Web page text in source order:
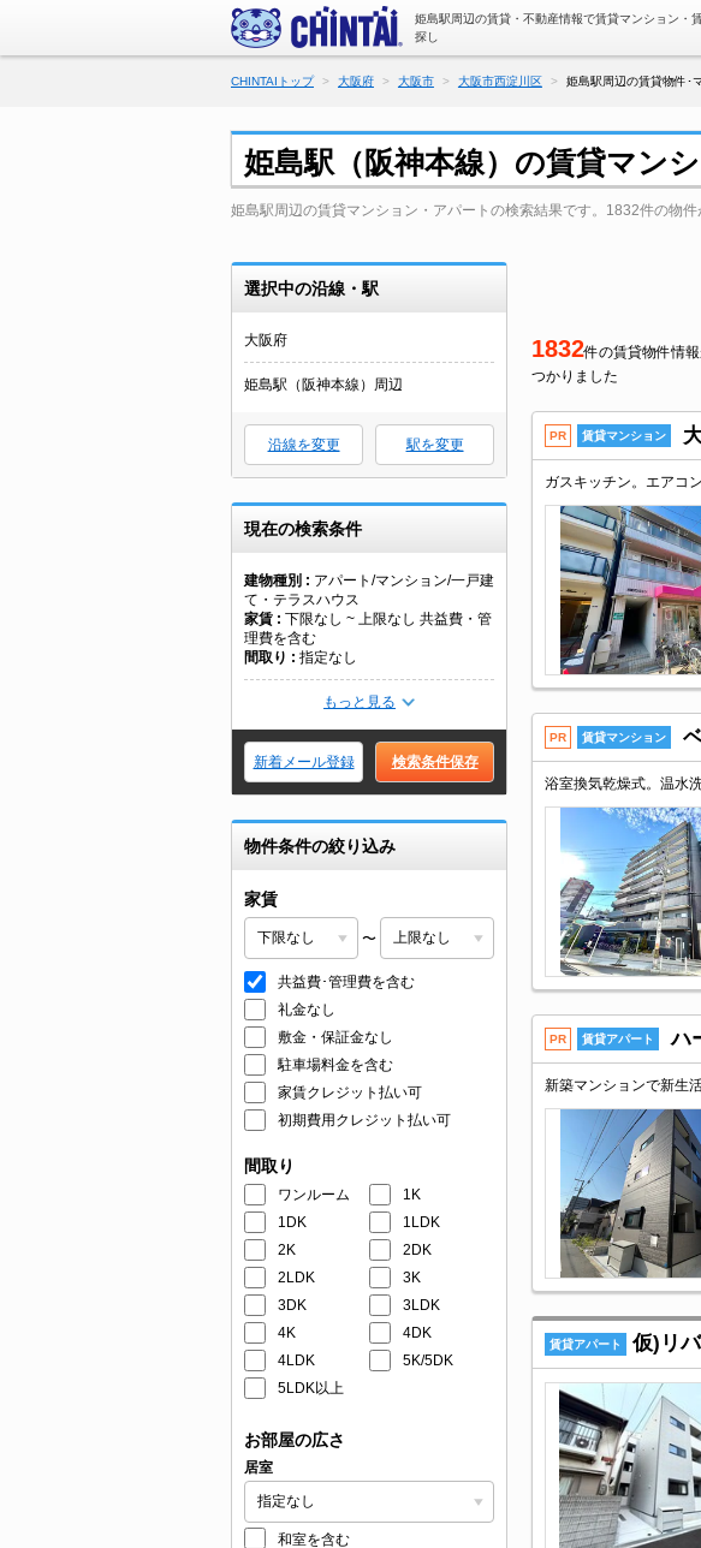
姫島駅周辺の賃貸・不動産情報で賃貸マンション・
探し
CHINTAIトップ 大阪府 大阪市 大阪市西淀川区 姫島駅周辺の賃貸物件･
姫島駅（阪神本線）の賃貸マン
姫島駅周辺の賃貸マンション・アパートの検索結果です。1832件の物
選択中の沿線・駅
大阪府
姫島駅（阪神本線）周辺
沿線を変更 駅を変更
現在の検索条件
建物種別
アパート/マンション/一戸建
て・テラスハウス
家賃
下限なし ~ 上限なし 共益費・管
理費を含む
間取り
指定なし
もっと見る
新着メール登録 検索条件保存
物件条件の絞り込み
家賃
〜
共益費･管理費を含む
礼金なし
敷金・保証金なし
駐車場料金を含む
家賃クレジット払い可
初期費用クレジット払い可
間取り
ワンルーム
1K
1DK
1LDK
2K
2DK
2LDK
3K
3DK
3LDK
4K
4DK
4LDK
5K/5DK
5LDK以上
お部屋の広さ
居室
和室を含む
1832件の賃貸物件情
つかりました
PR 賃貸マンション
PR 賃貸マンション
浴室換気乾燥式。温水
PR 賃貸アパート ハ
新築マンションで新生
賃貸アパート 仮)リ